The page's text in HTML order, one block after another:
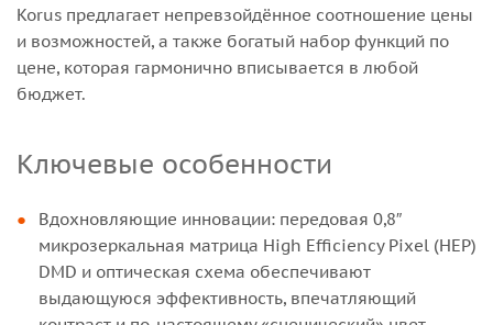
Korus предлагает непревзойдённое соотношение цены
и возможностей, а также богатый набор функций по
цене, которая гармонично вписывается в любой
бюджет.
Ключевые особенности
Вдохновляющие инновации: передовая 0,8″
микрозеркальная матрица High Efficiency Pixel (HEP)
DMD и оптическая схема обеспечивают
выдающуюся эффективность, впечатляющий